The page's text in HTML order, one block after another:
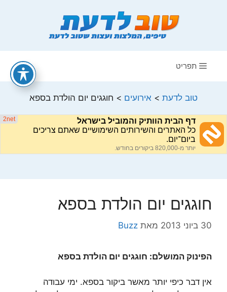
תפריט
טוב לדעת > אירועים > חוגגים יום הולדת בספא
חוגגים יום הולדת בספא
30 ביוני 2013 מאת Buzz
הפינוק המושלם: חוגגים יום הולדת בספא
אין דבר כיפי יותר מאשר ביקור בספא. ימי עבודה